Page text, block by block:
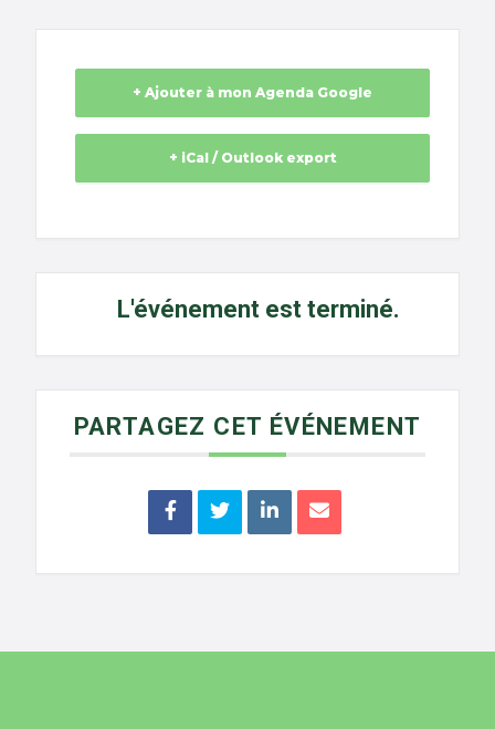
+ Ajouter à mon Agenda Google
+ iCal / Outlook export
L'événement est terminé.
PARTAGEZ CET ÉVÉNEMENT